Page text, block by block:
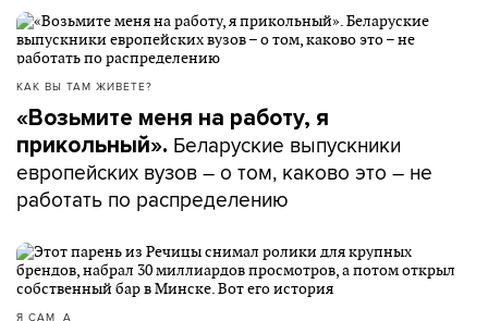
КАК ВЫ ТАМ ЖИВЕТЕ?
«Возьмите меня на работу, я
прикольный». Беларуские выпускники
европейских вузов – о том, каково это – не
работать по распределению
Я САМ_А